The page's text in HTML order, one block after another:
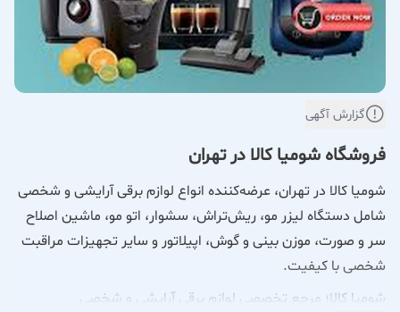
گزارش آگهی
فروشگاه شومیا کالا در تهران
شومیا کالا در تهران، عرضه‌کننده انواع لوازم برقی آرایشی و شخصی
شامل دستگاه لیزر مو، ریش‌تراش، سشوار، اتو مو، ماشین اصلاح
سر و صورت، موزن بینی و گوش، اپیلاتور و سایر تجهیزات مراقبت
شخصی با کیفیت.
شومیا کالا؛ مرجع تخصصی لوازم برقی آرایشی و شخصی